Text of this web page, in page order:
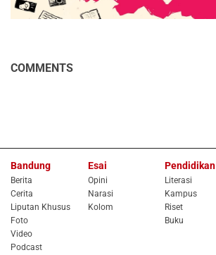
COMMENTS
Bandung
Berita
Cerita
Liputan Khusus
Foto
Video
Podcast
Esai
Opini
Narasi
Kolom
Pendidikan
Literasi
Kampus
Riset
Buku